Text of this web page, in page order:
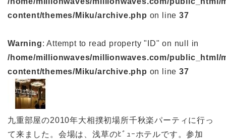
content/themes/Miku/archive.php on line37
Warning: Attempt to read property "ID" on null in
/home/millionwaves/millionwaves.com/public_html/
content/themes/Miku/archive.php on line37
九重部屋の2010年大相撲初場所千秋楽パーティに行っ
て来ました。会場は、浅草のﾋﾞｭｰホテルです。参加